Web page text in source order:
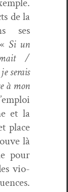
de la
ses
Si un
/
serais
à mon
et la
place
là
pour
vio­